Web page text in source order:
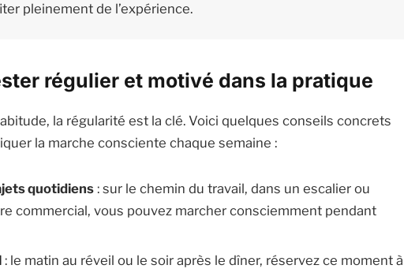
pleinement de l’expérience.
régulier et motivé dans la pratique
la régularité est la clé. Voici quelques conseils concrets
la marche consciente chaque semaine :
quotidiens : sur le chemin du travail, dans un escalier ou
commercial, vous pouvez marcher consciemment pendant
: le matin au réveil ou le soir après le dîner, réservez ce moment à